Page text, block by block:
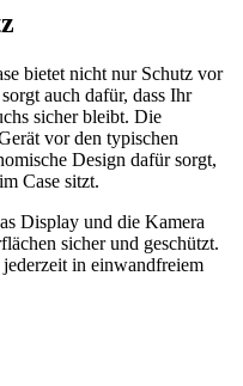
bietet nicht nur Schutz vor
auch dafür, dass Ihr
sicher bleibt. Die
vor den typischen
Design dafür sorgt,
Case sitzt.
Display und die Kamera
sicher und geschützt.
in einwandfreiem